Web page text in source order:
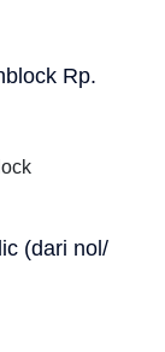
Rp.
(dari nol/